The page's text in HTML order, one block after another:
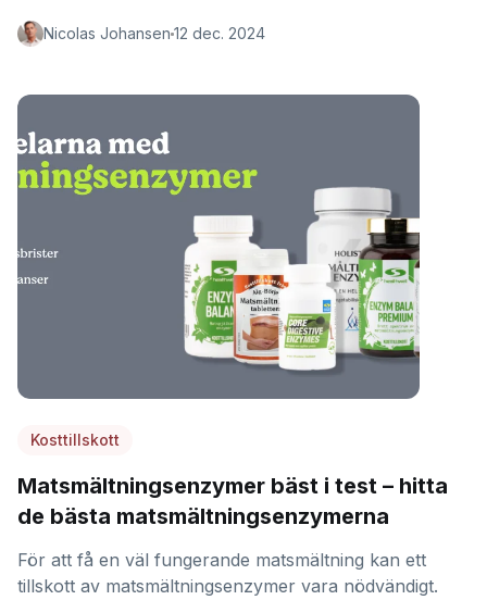
Nicolas Johansen 12 dec. 2024
Kosttillskott
Matsmältningsenzymer bäst i test – hitta
de bästa matsmältningsenzymerna
För att få en väl fungerande matsmältning kan ett
tillskott av matsmältningsenzymer vara nödvändigt.